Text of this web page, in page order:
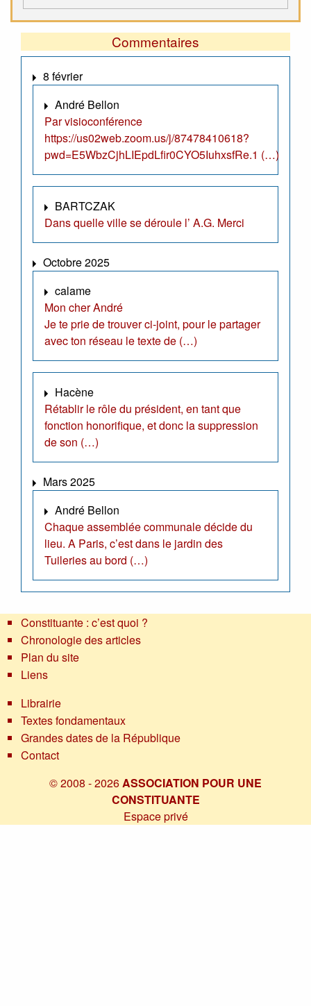
Commentaires
8 février
André Bellon
Par visioconférence
https://us02web.zoom.us/j/87478410618?
pwd=E5WbzCjhLIEpdLfir0CYO5IuhxsfRe.1 (…)
BARTCZAK
Dans quelle ville se déroule l’ A.G. Merci
Octobre 2025
calame
Mon cher André
Je te prie de trouver ci-joint, pour le partager
avec ton réseau le texte de (…)
Hacène
Rétablir le rôle du président, en tant que
fonction honorifique, et donc la suppression
de son (…)
Mars 2025
André Bellon
Chaque assemblée communale décide du
lieu. A Paris, c’est dans le jardin des
Tuileries au bord (…)
Constituante : c’est quoi ?
Chronologie des articles
Plan du site
Liens
Librairie
Textes fondamentaux
Grandes dates de la République
Contact
© 2008 - 2026ASSOCIATION POUR UNE
CONSTITUANTE
Espace privé